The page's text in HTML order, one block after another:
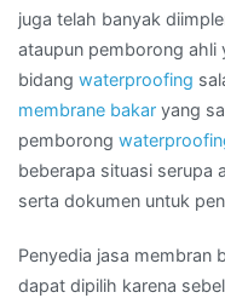
juga telah banyak
ataupun pemborong ahli
bidang waterproofing
membrane bakar yang
pemborong
beberapa situasi serupa
serta dokumen untuk
Penyedia jasa membran
dapat dipilih karena